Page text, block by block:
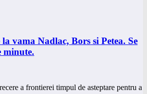
vama Nadlac, Bors si Petea. Se
minute.
a frontierei timpul de asteptare pentru a